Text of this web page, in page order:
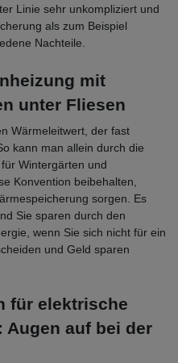
Linie sehr unkompliziert und
als zum Beispiel
Nachteile.
mit
unter Fliesen
Wärmeleitwert, der fast
kann man allein durch die
Wintergärten und
Konvention beibehalten,
sorgen. Es
Sie sparen durch den
wenn Sie sich nicht für ein
und Geld sparen
für elektrische
Augen auf bei der